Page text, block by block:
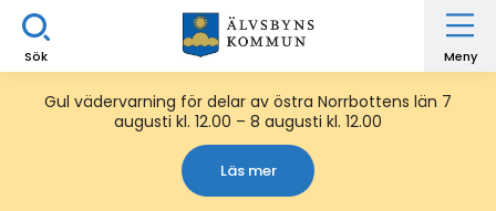
Sök Meny
Gul vädervarning för delar av östra Norrbottens län 7
augusti kl. 12.00 – 8 augusti kl. 12.00
Läs mer